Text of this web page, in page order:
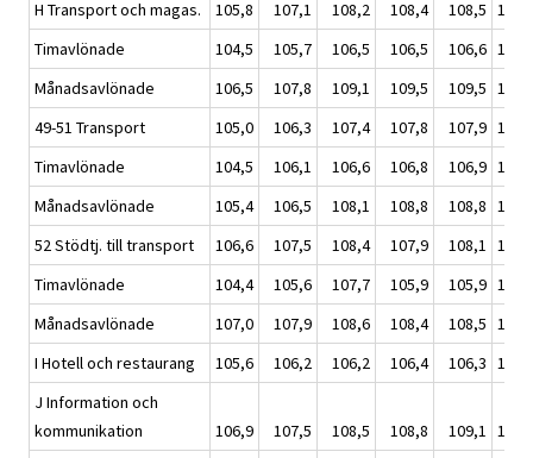
H Transport och magas. 105,8 107,1 108,2 108,4 108,5
Timavlönade
104,5 105,7 106,5 106,5 106,6
Månadsavlönade
106,5 107,8 109,1 109,5 109,5
49-51 Transport
105,0 106,3 107,4 107,8 107,9
Timavlönade
104,5 106,1 106,6 106,8 106,9
Månadsavlönade
105,4 106,5 108,1 108,8 108,8
52 Stödtj. till transport
106,6 107,5 108,4 107,9 108,1
Timavlönade
104,4 105,6 107,7 105,9 105,9
Månadsavlönade
107,0 107,9 108,6 108,4 108,5
I Hotell och restaurang
105,6 106,2 106,2 106,4 106,3
J Information och
kommunikation
106,9 107,5 108,5 108,8 109,1